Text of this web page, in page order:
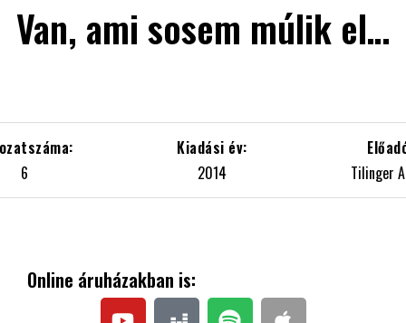
Van, ami sosem múlik el…
6 2014 Tilinger
Online áruházakban is: